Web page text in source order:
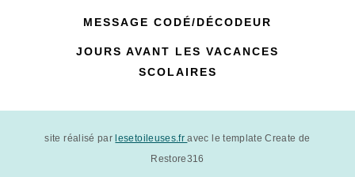
MESSAGE CODÉ/DÉCODEUR
JOURS AVANT LES VACANCES
SCOLAIRES
site réalisé par lesetoileuses.fravec le template Create de
Restore316